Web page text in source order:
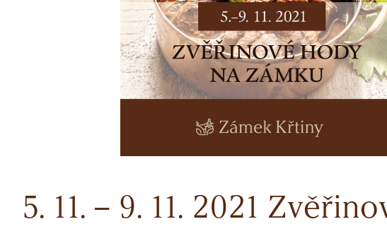
5. 11. – 9. 11. 2021